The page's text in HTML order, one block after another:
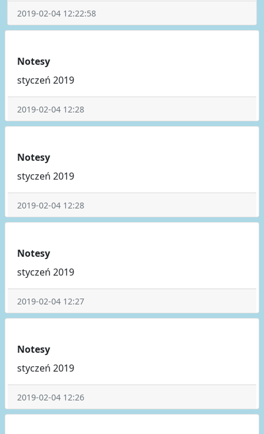
2019-02-04 12:22:58
Notesy
styczeń 2019
2019-02-04 12:28
Notesy
styczeń 2019
2019-02-04 12:28
Notesy
styczeń 2019
2019-02-04 12:27
Notesy
styczeń 2019
2019-02-04 12:26